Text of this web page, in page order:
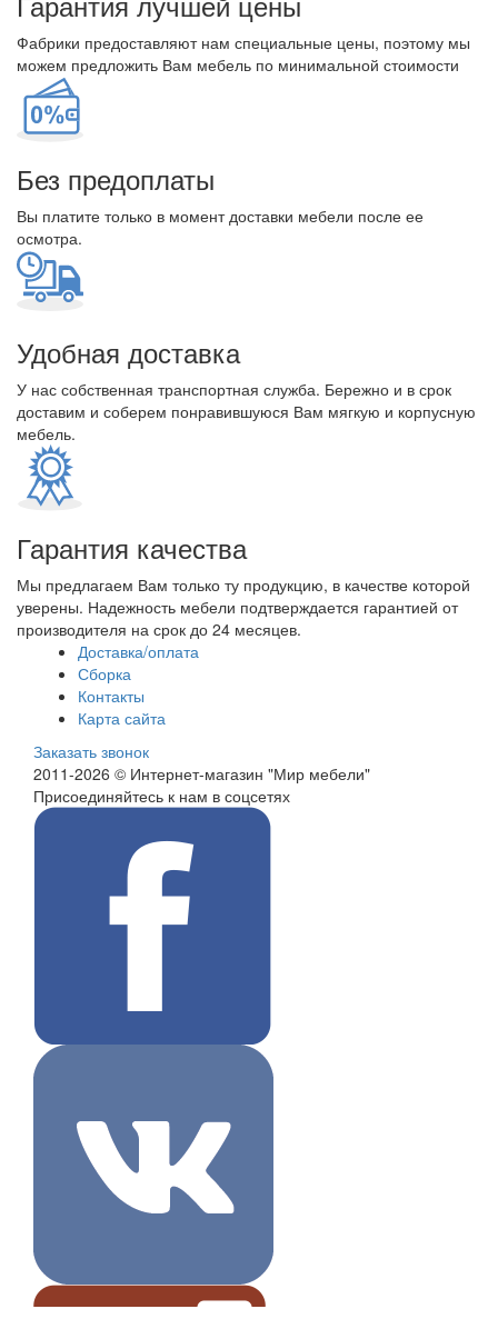
Фабрики предоставляют нам специальные цены, поэтому мы
можем предложить Вам мебель по минимальной стоимости
Без предоплаты
Вы платите только в момент доставки мебели после ее
осмотра.
Удобная доставка
У нас собственная транспортная служба. Бережно и в срок
доставим и соберем понравившуюся Вам мягкую и корпусную
мебель.
Гарантия качества
Мы предлагаем Вам только ту продукцию, в качестве которой
уверены. Надежность мебели подтверждается гарантией от
производителя на срок до 24 месяцев.
Доставка/оплата
Сборка
Контакты
Карта сайта
Заказать звонок
2011-2026 © Интернет-магазин "Мир мебели"
Присоединяйтесь к нам в соцсетях